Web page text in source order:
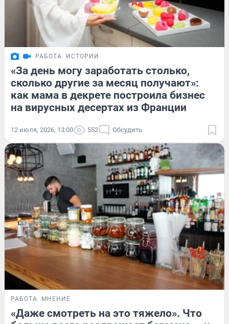
РАБОТА ИСТОРИИ
«За день могу заработать столько,
сколько другие за месяц получают»:
как мама в декрете построила бизнес
на вирусных десертах из Франции
12 июля, 2026, 13:00 552 Обсудить
РАБОТА МНЕНИЕ
«Даже смотреть на это тяжело». Что